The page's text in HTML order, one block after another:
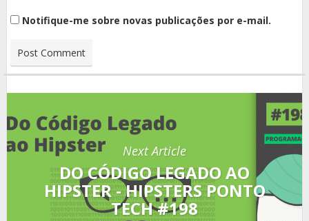
Notifique-me sobre novas publicações por e-mail.
Next Article
DO CÓDIGO LEGADO AO
HIPSTER - HIPSTERS PONTO
TECH #198